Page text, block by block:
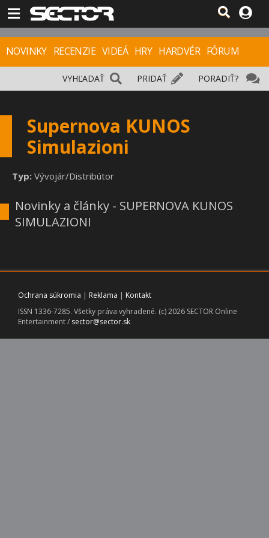
NOVINKY RECENZIE VIDEÁ HRY HARDVÉR FÓRUM
PORADIŤ?
PRIDAŤ
VYHĽADAŤ
Supernova KUNOS
Simulazioni
Typ: Vývojár/Distribútor
Novinky a články - SUPERNOVA KUNOS
SIMULAZIONI
Ochrana súkromia | Reklama | Kontakt
ISSN 1336-7285. Všetky práva vyhradené. (c) 2026 SECTOR Online
Entertainment / sector@sector.sk